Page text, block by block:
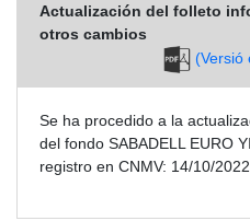
Actualización del folleto
otros cambios
(Versió
Se ha procedido a la
del fondo SABADELL EURO
registro en CNMV: 14/10/2022.